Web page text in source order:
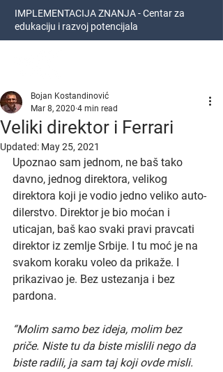
IMPLEMENTACIJA ZNANJA - Centar za
edukaciju i razvoj potencijala
Veliki direktor i Ferrari
Bojan Kostandinović
Mar 8, 2020 4 min read
Updated: May 25, 2021
Upoznao sam jednom, ne baš tako
davno, jednog direktora, velikog
direktora koji je vodio jedno veliko auto-
dilerstvo. Direktor je bio moćan i
uticajan, baš kao svaki pravi pravcati
direktor iz zemlje Srbije. I tu moć je na
svakom koraku voleo da prikaže. I
prikazivao je. Bez ustezanja i bez
pardona.
“Molim samo bez ideja, molim bez
priče. Niste tu da biste mislili nego da
biste radili, ja sam taj koji ovde misli.